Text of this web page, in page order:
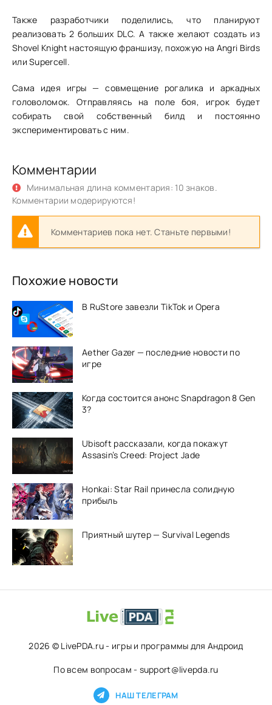
Также разработчики поделились, что планируют
реализовать 2 больших DLC. А также желают создать из
Shovel Knight настоящую франшизу, похожую на Angri Birds
или Supercell.
Сама идея игры — совмещение рогалика и аркадных
головоломок. Отправляясь на поле боя, игрок будет
собирать свой собственный билд и постоянно
экспериментировать с ним.
Комментарии
Минимальная длина комментария: 10 знаков.
Комментарии модерируются!
Комментариев пока нет. Станьте первыми!
Похожие новости
В RuStore завезли TikTok и Opera
Aether Gazer — последние новости по
игре
Когда состоится анонс Snapdragon 8 Gen
3?
Ubisoft рассказали, когда покажут
Assasin’s Creed: Project Jade
Honkai: Star Rail принесла солидную
прибыль
Приятный шутер — Survival Legends
2026 © LivePDA.ru - игры и программы для Андроид
По всем вопросам - support@livepda.ru
НАШ ТЕЛЕГРАМ